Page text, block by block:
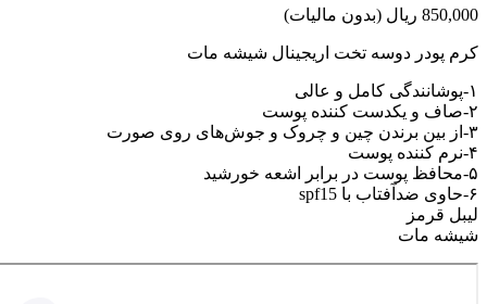
850,000 ریال (بدون مالیات)
کرم پودر دوسه تخت اریجینال شیشه مات
۱-پوشانندگی کامل و عالی
۲-صاف و یکدست کننده پوست
۳-از بین برندن چین و چروک و جوش‌های روی صورت
۴-نرم کننده پوست
۵-محافظ پوست در برابر اشعه خورشید
۶-حاوی ضدآفتاب با spf15
لیبل قرمز
شیشه مات